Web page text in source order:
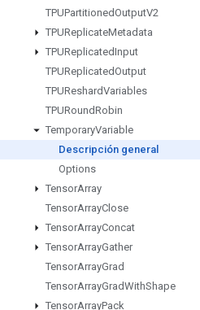
TPUPartitionedOutputV2
TPUReplicateMetadata
TPUReplicatedInput
TPUReplicatedOutput
TPUReshardVariables
TPURoundRobin
TemporaryVariable
Descripción general
Options
TensorArray
TensorArrayClose
TensorArrayConcat
TensorArrayGather
TensorArrayGrad
TensorArrayGradWithShape
TensorArrayPack